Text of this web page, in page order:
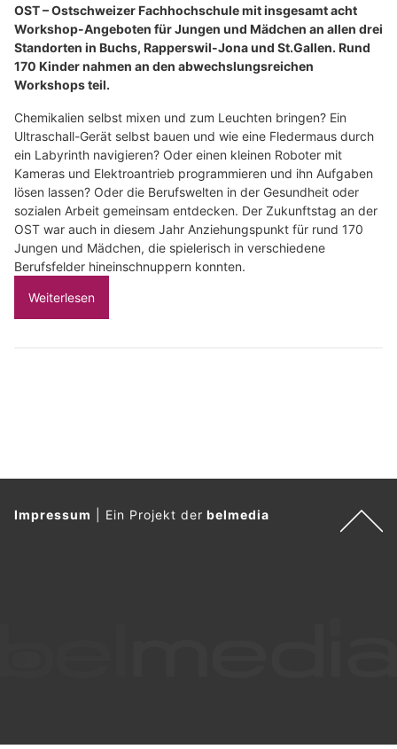
OST – Ostschweizer Fachhochschule mit insgesamt acht
Workshop-Angeboten für Jungen und Mädchen an allen drei
Standorten in Buchs, Rapperswil-Jona und St.Gallen. Rund
170 Kinder nahmen an den abwechslungsreichen
Workshops teil.
Chemikalien selbst mixen und zum Leuchten bringen? Ein
Ultraschall-Gerät selbst bauen und wie eine Fledermaus durch
ein Labyrinth navigieren? Oder einen kleinen Roboter mit
Kameras und Elektroantrieb programmieren und ihn Aufgaben
lösen lassen? Oder die Berufswelten in der Gesundheit oder
sozialen Arbeit gemeinsam entdecken. Der Zukunftstag an der
OST war auch in diesem Jahr Anziehungspunkt für rund 170
Jungen und Mädchen, die spielerisch in verschiedene
Berufsfelder hineinschnuppern konnten.
Weiterlesen
Impressum Ein Projekt derbelmedia